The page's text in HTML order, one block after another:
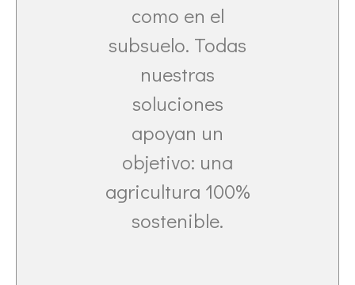
como en el
subsuelo. Todas
nuestras
soluciones
apoyan un
objetivo: una
agricultura 100%
sostenible.